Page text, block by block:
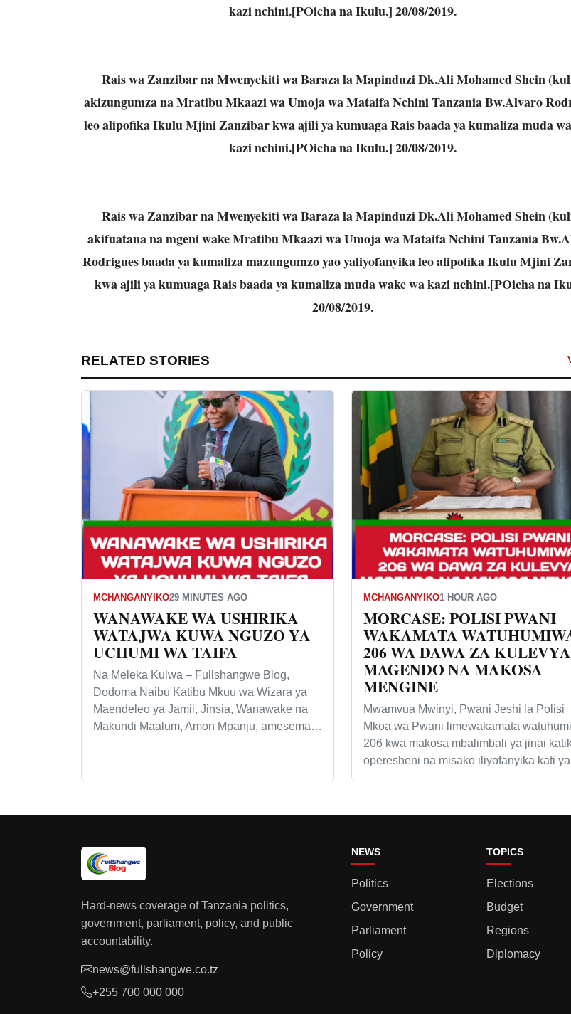
kazi nchini.[POicha na Ikulu.] 20/08/2019.
Rais wa Zanzibar na Mwenyekiti wa Baraza la Mapinduzi Dk.Ali Mohamed Shein
akizungumza na Mratibu Mkaazi wa Umoja wa Mataifa Nchini Tanzania Bw.Alvaro
leo alipofika Ikulu Mjini Zanzibar kwa ajili ya kumuaga Rais baada ya kumaliza muda
kazi nchini.[POicha na Ikulu.] 20/08/2019.
Rais wa Zanzibar na Mwenyekiti wa Baraza la Mapinduzi Dk.Ali Mohamed Shein
akifuatana na mgeni wake Mratibu Mkaazi wa Umoja wa Mataifa Nchini Tanzania
Rodrigues baada ya kumaliza mazungumzo yao yaliyofanyika leo alipofika Ikulu Mjini
kwa ajili ya kumuaga Rais baada ya kumaliza muda wake wa kazi nchini.[POicha na
20/08/2019.
RELATED STORIES
MCHANGANYIKO29 MINUTES AGO
WANAWAKE WA USHIRIKA
WATAJWA KUWA NGUZO YA
UCHUMI WA TAIFA
Na Meleka Kulwa – Fullshangwe Blog,
Dodoma Naibu Katibu Mkuu wa Wizara ya
Maendeleo ya Jamii, Jinsia, Wanawake na
Makundi Maalum, Amon Mpanju, amesema…
MCHANGANYIKO1 HOUR AGO
MORCASE: POLISI PWANI
WAKAMATA
206 WA DAWA ZA
MAGENDO NA MAKOSA
MENGINE
Mwamvua Mwinyi, Pwani Jeshi la Polisi
Mkoa wa Pwani limewakamata
206 kwa makosa mbalimbali ya jinai
operesheni na misako iliyofanyika kati
Hard-news coverage of Tanzania politics,
government, parliament, policy, and public
accountability.
news@fullshangwe.co.tz
+255 700 000 000
NEWS
Politics
Government
Parliament
Policy
TOPICS
Elections
Budget
Regions
Diplomacy